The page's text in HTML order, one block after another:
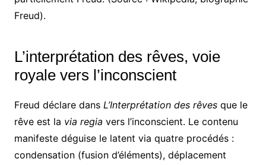
Freud).
L’interprétation des rêves, voie
royale vers l’inconscient
Freud déclare dans L’Interprétation des rêvesque le
rêve est la via regia vers l’inconscient. Le contenu
manifeste déguise le latent via quatre procédés :
condensation (fusion d’éléments), déplacement